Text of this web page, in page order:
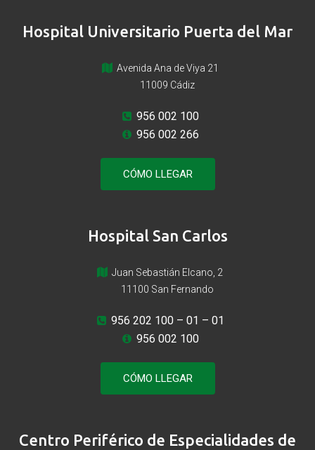
Hospital Universitario Puerta del Mar
Avenida Ana de Viya 21
11009 Cádiz
956 002 100
956 002 266
CÓMO LLEGAR
Hospital San Carlos
Juan Sebastián Elcano, 2
11100 San Fernando
956 202 100– 01 – 01
956 002 100
CÓMO LLEGAR
Centro Periférico de Especialidades de